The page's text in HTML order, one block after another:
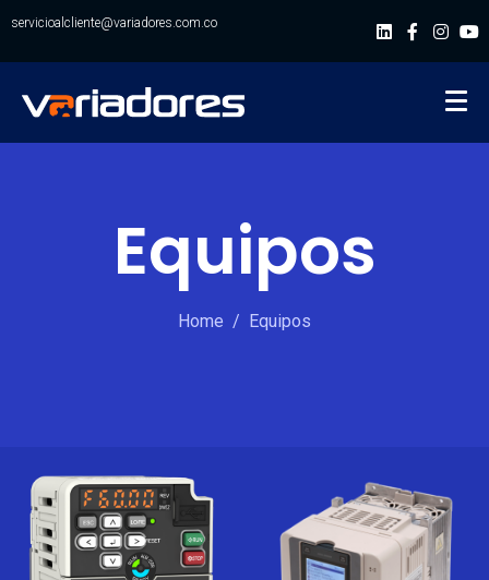
servicioalcliente@variadores.com.co
Equipos
Home Equipos